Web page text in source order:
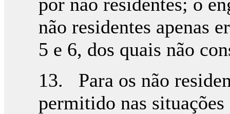
não residentes apenas
5 e 6, dos quais não
13. Para os não
permitido nas